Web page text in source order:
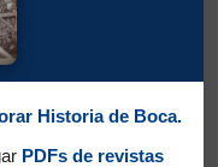
Siempre estuvo
reemplazo que
en Banfield.
Historia de Boca.
PDFs de revistas